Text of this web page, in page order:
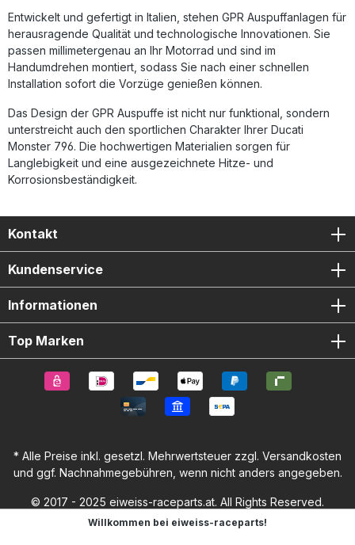
Herausnehmbarer db-Killer Katalysator
Fahrzeugspezifische Halterungen Montagezubehör
Entwickelt und gefertigt in Italien, stehen GPR Auspuffanlagen für
herausragende Qualität und technologische Innovationen. Sie
passen millimetergenau an Ihr Motorrad und sind im
Handumdrehen montiert, sodass Sie nach einer schnellen
Installation sofort die Vorzüge genießen können.
Das Design der GPR Auspuffe ist nicht nur funktional, sondern
unterstreicht auch den sportlichen Charakter Ihrer Ducati
Monster 796. Die hochwertigen Materialien sorgen für
Langlebigkeit und eine ausgezeichnete Hitze- und
Korrosionsbeständigkeit.
Kontakt
Kundenservice
Informationen
Top Marken
* Alle Preise inkl. gesetzl. Mehrwertsteuer zzgl. Versandkosten
und ggf. Nachnahmegebühren, wenn nicht anders angegeben.
© 2017 - 2025 eiweiss-raceparts.at. All Rights Reserved.
Willkommen bei eiweiss-raceparts!